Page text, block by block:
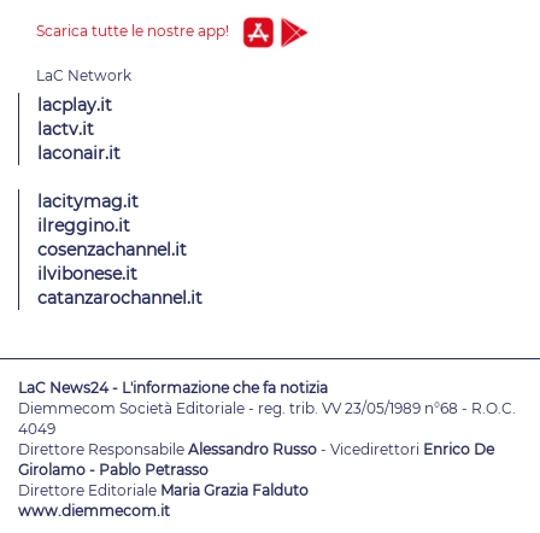
Scarica tutte le nostre app!
lacplay.it
lactv.it
laconair.it
lacitymag.it
ilreggino.it
cosenzachannel.it
ilvibonese.it
catanzarochannel.it
LaC News24 - L'informazione che fa notizia
Diemmecom Società Editoriale - reg. trib. VV 23/05/1989 n°68 - R.O.C.
4049
Direttore Responsabile Alessandro Russo - Vicedirettori Enrico De
Girolamo - Pablo Petrasso
Direttore Editoriale Maria Grazia Falduto
www.diemmecom.it